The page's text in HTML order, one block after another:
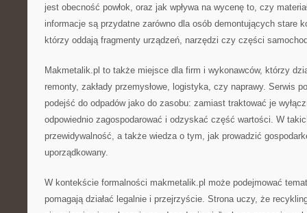
jest obecność powłok, oraz jak wpływa na wycenę to, czy
informacje są przydatne zarówno dla osób demontujących stare
którzy oddają fragmenty urządzeń, narzędzi czy części
Makmetalik.pl to także miejsce dla firm i wykonawców, którzy
remonty, zakłady przemysłowe, logistyka, czy naprawy. Serwis
podejść do odpadów jako do zasobu: zamiast traktować je
odpowiednio zagospodarować i odzyskać część wartości. W
przewidywalność, a także wiedza o tym, jak prowadzić
uporządkowany.
W kontekście formalności makmetalik.pl może podejmować
pomagają działać legalnie i przejrzyście. Strona uczy, że